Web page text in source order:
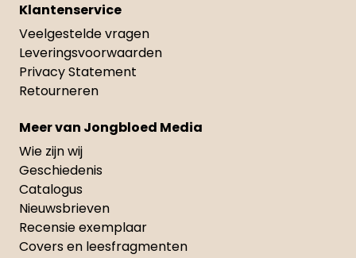
Klantenservice
Veelgestelde vragen
Leveringsvoorwaarden
Privacy Statement
Retourneren
Meer van Jongbloed Media
Wie zijn wij
Geschiedenis
Catalogus
Nieuwsbrieven
Recensie exemplaar
Covers en leesfragmenten